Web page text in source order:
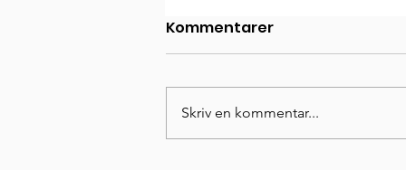
Kommentarer
Skriv en kommentar...